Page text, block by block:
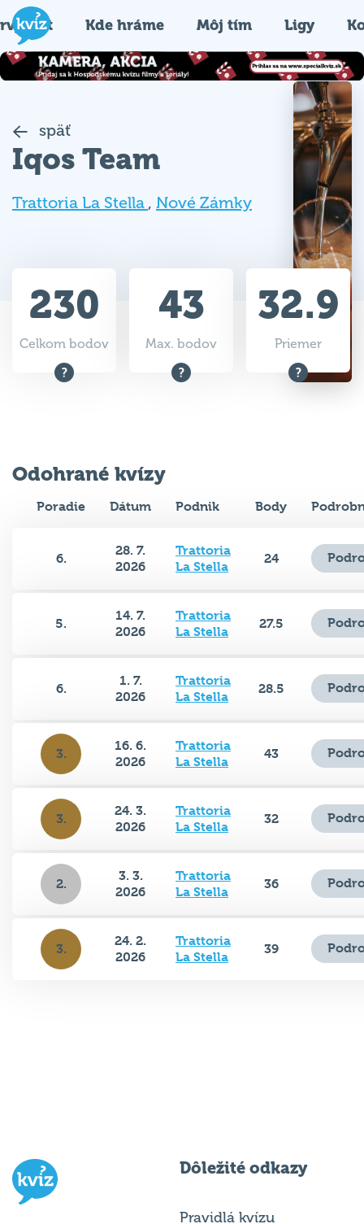
Kde hráme Môj tím Ligy
späť
Iqos Team
Trattoria La Stella , Nové Zámky
230
Celkom bodov
43
Max. bodov
32.9
Priemer
Odohrané kvízy
Poradie Dátum Podnik Body
6.
28. 7.
2026
Trattoria
La Stella
24
5.
14. 7.
2026
Trattoria
La Stella
27.5
6.
1. 7.
2026
Trattoria
La Stella
28.5
3.
16. 6.
2026
Trattoria
La Stella
43
3.
24. 3.
2026
Trattoria
La Stella
32
2.
3. 3.
2026
Trattoria
La Stella
36
3.
24. 2.
2026
Trattoria
La Stella
39
Dôležité odkazy
Pravidlá kvízu